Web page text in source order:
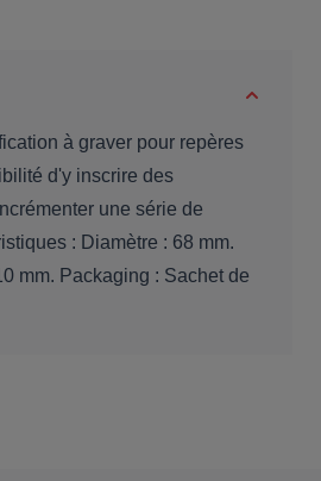
à graver pour repères
d'y inscrire des
une série de
: Diamètre : 68 mm.
mm. Packaging : Sachet de